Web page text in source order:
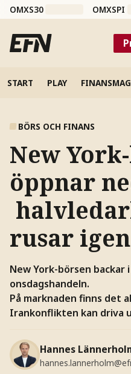
OMXS30 OMXSPI
START PLAY
BÖRS OCH FINANS
New
öppnar
rusar igen
New York-börsen backar
onsdagshandeln.
På marknaden finns det
Irankonflikten kan driva
Hannes